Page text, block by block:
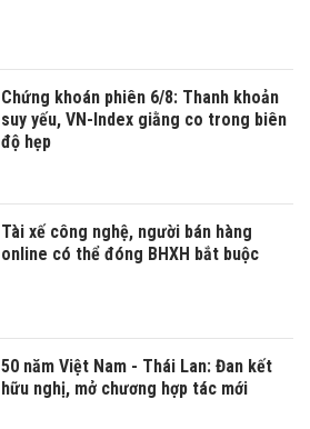
Chứng khoán phiên 6/8: Thanh khoản
suy yếu, VN-Index giằng co trong biên
độ hẹp
Tài xế công nghệ, người bán hàng
online có thể đóng BHXH bắt buộc
50 năm Việt Nam - Thái Lan: Đan kết
hữu nghị, mở chương hợp tác mới